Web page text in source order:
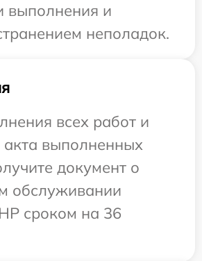
выполнения и
неполадок.
всех работ и
акта выполненных
документ о
обслуживании
сроком на 36